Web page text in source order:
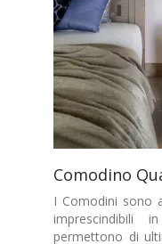
Comodino
I Comodini sono
imprescindibili
permettono di